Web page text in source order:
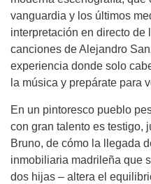
vanguardia y los últimos
interpretación en directo de
canciones de Alejandro
experiencia donde solo
la música y prepárate para
En un pintoresco pueblo
con gran talento es testigo,
Bruno, de cómo la llegada
inmobiliaria madrileña que
dos hijas – altera el